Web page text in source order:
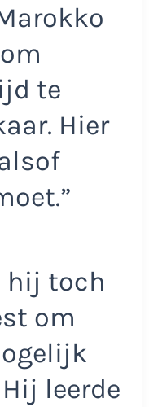
te
Hier
hij toch
om
leerde